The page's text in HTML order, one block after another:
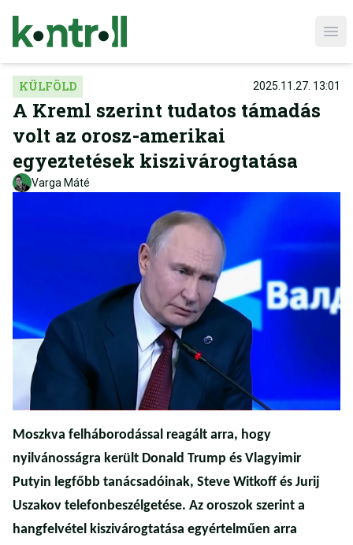
KÜLFÖLD 2025.11.27. 13:01
A Kreml szerint tudatos támadás
volt az orosz-amerikai
egyeztetések kiszivárogtatása
Varga Máté
Moszkva felháborodással reagált arra, hogy
nyilvánosságra került Donald Trump és Vlagyimir
Putyin legfőbb tanácsadóinak, Steve Witkoff és Jurij
Uszakov telefonbeszélgetése. Az oroszok szerint a
hangfelvétel kiszivárogtatása egyértelműen arra